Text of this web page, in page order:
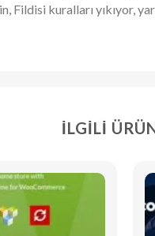
Fildisi kuralları yıkıyor,
İLGILI